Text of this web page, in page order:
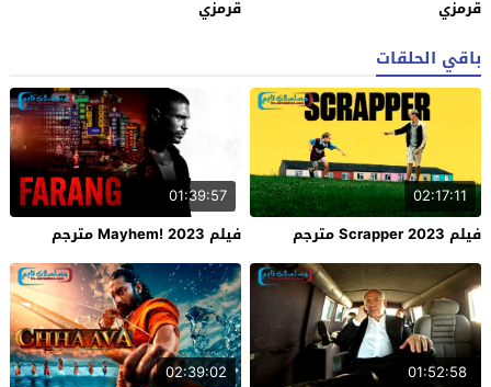
قرمزي
قرمزي
باقي الحلقات
02:17:11
فيلم Scrapper 2023 مترجم
01:39:57
فيلم Mayhem! 2023 مترجم
01:52:58
02:39:02